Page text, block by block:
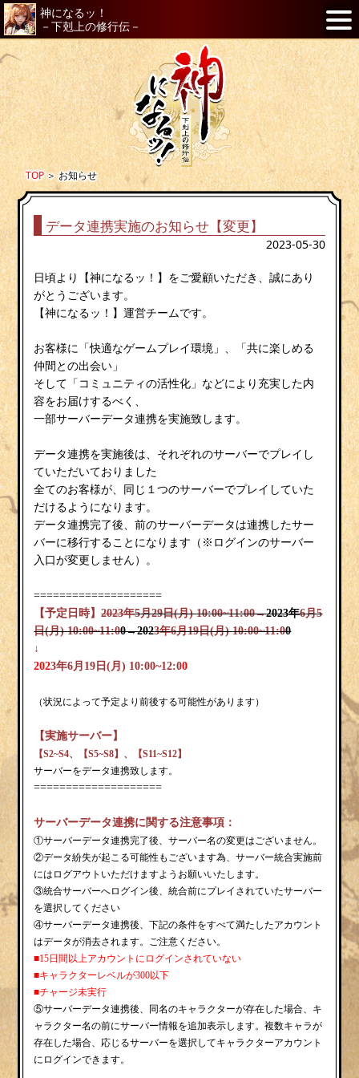
神になるッ！
－下剋上の修行伝－
TOP＞お知らせ
データ連携実施のお知らせ【変更】
2023-05-30
日頃より【神になるッ！】をご愛顧いただき、誠にあり
がとうございます。
【神になるッ！】運営チームです。
お客様に「快適なゲームプレイ環境」、「共に楽しめる
仲間との出会い」
そして「コミュニティの活性化」などにより充実した内
容をお届けするべく、
一部サーバーデータ連携を実施致します。
データ連携を実施後は、それぞれのサーバーでプレイし
ていただいておりました
全てのお客様が、同じ１つのサーバーでプレイしていた
だけるようになります。
データ連携完了後、前のサーバーデータは連携したサー
バーに移行することになります（※ログインのサーバー
入口が変更しません）。
====================
【予定日時】2023年5月29日(月)10:00~11:00→2023年6月5
日(月)10:00~11:00→2023年6月19日(月)10:00~11:00
↓
2023年6 月19 日(月) 10:00~12:00
（状況によって予定より前後する可能性があります）
【実施サーバー】
【S2~S4、【S5~S8】 、【S11~S12】
サーバーをデータ連携致します。
====================
サーバーデータ連携に関する注意事項：
①サーバーデータ連携完了後、サーバー名の変更はございません。
②データ紛失が起こる可能性もございます為、サーバー統合実施前
にはログアウトいただけますようお願いいたします。
③統合サーバーへログイン後、統合前にプレイされていたサーバー
を選択してください
④サーバーデータ連携後、下記の条件をすべて満たしたアカウント
はデータが消去されます。ご注意ください。
■15日間以上アカウントにログインされていない
■キャラクターレベルが300以下
■チャージ未実行
⑤サーバーデータ連携後、同名のキャラクターが存在した場合、キ
ャラクター名の前にサーバー情報を追加表示します。複数キャラが
存在した場合、応じるサーバーを選択してキャラクターアカウント
にログインできます。